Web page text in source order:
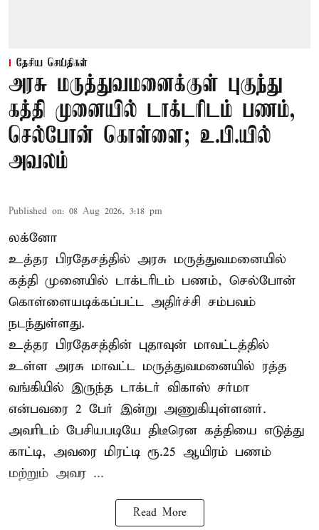
தேசிய செய்திகள்
அரசு மருத்துவமனைக்குள் புகுந்து
கத்தி முனையில் டாக்டரிடம் பணம்,
செல்போன் கொள்ளை; உ.பி.யில்
அவலம்
Published on: 08 Aug 2026, 3:18 pm
லக்னோ
உத்தர பிரதேசத்தில் அரசு மருத்துவமனையில்
கத்தி முனையில் டாக்டரிடம் பணம், செல்போன்
கொள்ளையடிக்கப்பட்ட அதிர்ச்சி சம்பவம்
நடந்துள்ளது.
உத்தர பிரதேசத்தின் புதாவுன் மாவட்டத்தில்
உள்ள அரசு மாவட்ட மருத்துவமனையில் ரத்த
வங்கியில் இருந்த டாக்டர் விகாஸ் சர்மா
என்பவரை 2 பேர் இன்று அணுகியுள்ளனர்.
அவரிடம் பேசியபடியே திடீரென கத்தியை எடுத்து
காட்டி, அவரை மிரட்டி ரூ.25 ஆயிரம் பணம்
மற்றும் அவர ...
Read More